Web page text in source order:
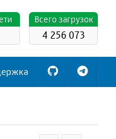
Всего загрузок
4 256 073